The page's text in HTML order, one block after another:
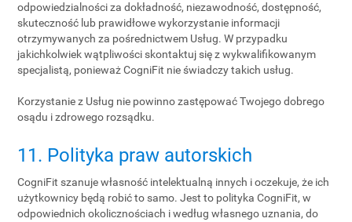
odpowiedzialności za dokładność, niezawodność, dostępność,
skuteczność lub prawidłowe wykorzystanie informacji
otrzymywanych za pośrednictwem Usług. W przypadku
jakichkolwiek wątpliwości skontaktuj się z wykwalifikowanym
specjalistą, ponieważ CogniFit nie świadczy takich usług.
Korzystanie z Usług nie powinno zastępować Twojego dobrego
osądu i zdrowego rozsądku.
11. Polityka praw autorskich
CogniFit szanuje własność intelektualną innych i oczekuje, że ich
użytkownicy będą robić to samo. Jest to polityka CogniFit, w
odpowiednich okolicznościach i według własnego uznania, do